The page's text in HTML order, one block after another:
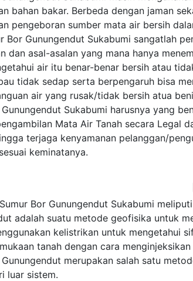
bahan bakar. Berbeda dengan jaman
pengeboran sumber mata air bersih
Bor Gunungendut Sukabumi sangatlah
dan asal-asalan yang mana hanya
air itu benar-benar bersih atau
tidak sedap serta berpengaruh bisa
air yang rusak/tidak bersih atua
Sukabumi harusnya yang
Mata Air Tanah secara Legal
terjaga kenyamanan pelanggan/
keminatanya.
Bor Gunungendut Sukabumi
adalah suatu metode geofisika untuk
kelistrikan untuk mengetahui
tanah dengan cara
Gunungendut merupakan salah satu
luar sistem.